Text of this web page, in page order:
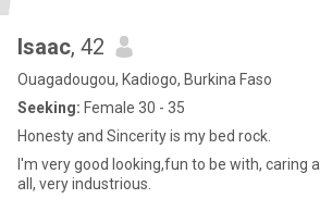
Isaac, 42
Ouagadougou, Kadiogo, Burkina Faso
Seeking: Female 30 - 35
Honesty and Sincerity is my bed rock.
I'm very good looking,fun to be with, caring
all, very industrious.